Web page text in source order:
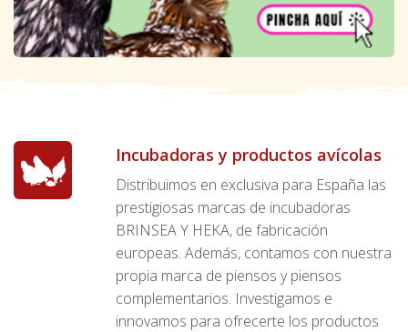
Incubadoras y productos avícolas
Distribuimos en exclusiva para España las
prestigiosas marcas de incubadoras
BRINSEA Y HEKA, de fabricación
europeas. Además, contamos con nuestra
propia marca de piensos y piensos
complementarios. Investigamos e
innovamos para ofrecerte los productos